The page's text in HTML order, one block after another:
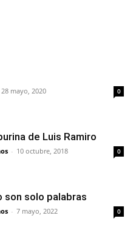
28 mayo, 2020 0
de Luis Ramiro
- 10 octubre, 2018 0
son solo palabras
- 7 mayo, 2022 0